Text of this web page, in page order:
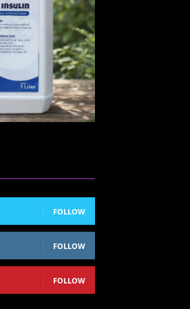
FOLLOW
FOLLOW
FOLLOW